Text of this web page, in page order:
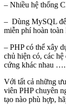
– Nhiều hệ thống
– Dùng MySQL
miễn phí hoàn
– PHP có thể xây
chủ hiện có, các
cứng khác nhau
Với tất cả những
viên PHP chuyên
tạo nào phù hợp,